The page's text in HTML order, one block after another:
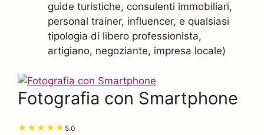
guide turistiche, consulenti immobiliari,
personal trainer, influencer, e qualsiasi
tipologia di libero professionista,
artigiano, negoziante, impresa locale)
Fotografia con Smartphone
5.0